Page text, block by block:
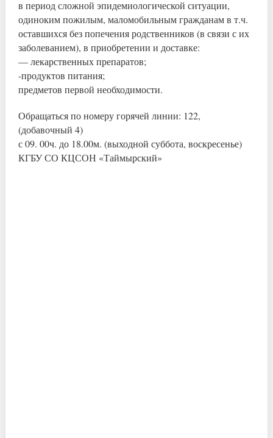
в период сложной эпидемиологической ситуации,
одиноким пожилым, маломобильным гражданам в т.ч.
оставшихся без попечения родственников (в связи с их
заболеванием), в приобретении и доставке:
— лекарственных препаратов;
-продуктов питания;
предметов первой необходимости.
Обращаться по номеру горячей линии: 122,
(добавочный 4)
с 09. 00ч. до 18.00м. (выходной суббота, воскресенье)
КГБУ СО КЦСОН «Таймырский»